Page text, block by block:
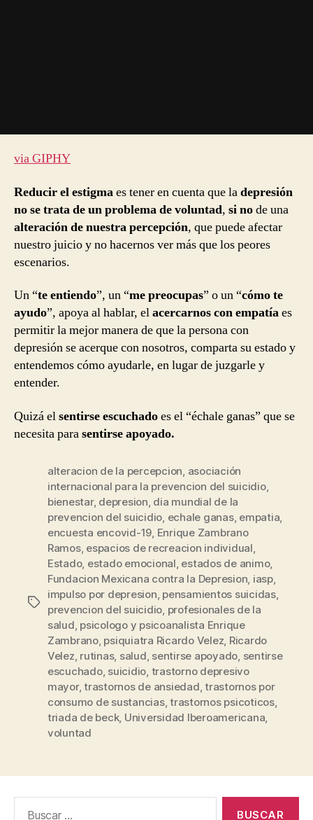
via GIPHY
Reducir el estigmaes tener en cuenta que ladepresión
no se trata de un problema de voluntad, si node una
alteración de nuestra percepción, que puede afectar
nuestro juicio y no hacernos ver más que los peores
escenarios.
Un “te entiendo”, un “me preocupas” o un “cómo te
ayudo”, apoya al hablar, elacercarnos con empatíaes
permitir la mejor manera de que la persona con
depresión se acerque con nosotros, comparta su estado y
entendemos cómo ayudarle, en lugar de juzgarle y
entender.
Quizá elsentirse escuchadoes el “échale ganas” que se
necesita parasentirse apoyado.
Etiquetas
alteracion de la percepcion asociación
internacional para la prevencion del suicidio,
bienestar, depresion dia mundial de la
prevencion del suicidio echale ganas, empatia
encuesta encovid-19 Enrique Zambrano
Ramos, espacios de recreacion individual
Estado, estado emocional estados de animo,
Fundacion Mexicana contra la Depresion iasp,
impulso por depresion pensamientos suicidas,
prevencion del suicidio profesionales de la
salud psicologo y psicoanalista Enrique
Zambrano, psiquiatra Ricardo Velez Ricardo
Velez rutinas, salud sentirse apoyado sentirse
escuchado, suicidio trastorno depresivo
mayor,trastornos de ansiedad ,trastornos por
consumo de sustancias,trastornos psicoticos,
triada de beck, Universidad Iberoamericana
voluntad